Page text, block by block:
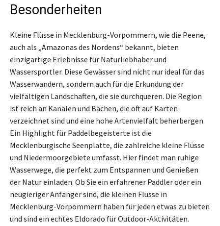
Besonderheiten
Kleine Flüsse in Mecklenburg-Vorpommern, wie die Peene,
auch als „Amazonas des Nordens“ bekannt, bieten
einzigartige Erlebnisse für Naturliebhaber und
Wassersportler. Diese Gewässer sind nicht nur ideal für das
Wasserwandern, sondern auch für die Erkundung der
vielfältigen Landschaften, die sie durchqueren. Die Region
ist reich an Kanälen und Bächen, die oft auf Karten
verzeichnet sind und eine hohe Artenvielfalt beherbergen.
Ein Highlight für Paddelbegeisterte ist die
Mecklenburgische Seenplatte, die zahlreiche kleine Flüsse
und Niedermoorgebiete umfasst. Hier findet man ruhige
Wasserwege, die perfekt zum Entspannen und Genießen
der Natur einladen. Ob Sie ein erfahrener Paddler oder ein
neugieriger Anfänger sind, die kleinen Flüsse in
Mecklenburg-Vorpommern haben für jeden etwas zu bieten
und sind ein echtes Eldorado für Outdoor-Aktivitäten.